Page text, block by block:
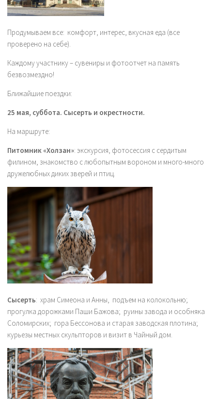
Продумываем все: комфорт, интерес, вкусная еда (все
проверено на себе).
Каждому участнику – сувениры и фотоотчет на память
безвозмездно!
Ближайшие поездки:
25 мая, суббота. Сысерть и окрестности.
На маршруте:
Питомник «Холзан»: экскурсия, фотосессия с сердитым
филином, знакомство с любопытным вороном и много-много
дружелюбных диких зверей и птиц.
Сысерть: храм Симеона и Анны, подъем на колокольню;
прогулка дорожками Паши Бажова; руины завода и особняка
Соломирских; гора Бессонова и старая заводская плотина;
курьезы местных скульпторов и визит в Чайный дом.